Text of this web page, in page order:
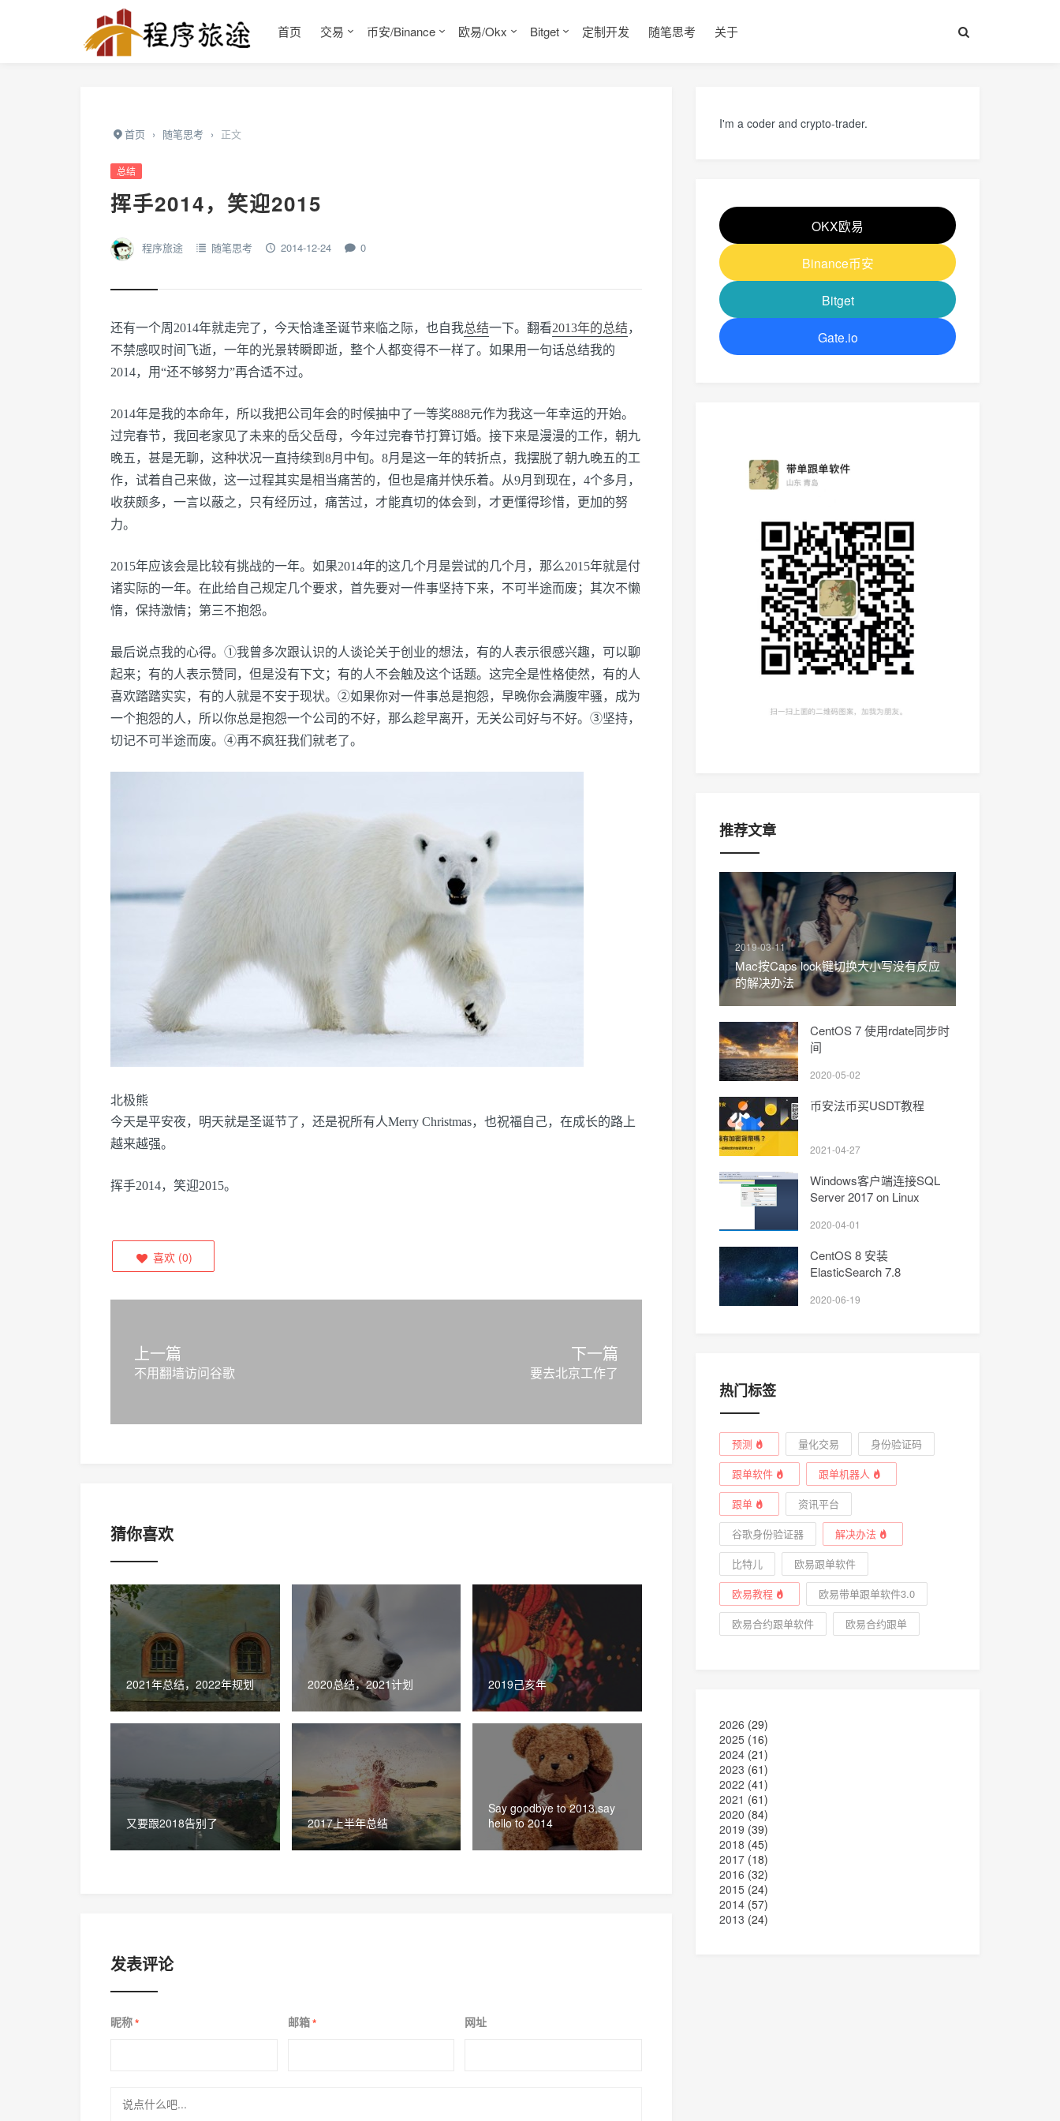
首页 交易 币安/Binance 欧易/Okx Bitget 定制开发 随笔思考 关于
首页 › 随笔思考 › 正文
总结
挥手2014，笑迎2015
程序旅途 随笔思考 2014-12-24 0
还有一个周2014年就走完了，今天恰逢圣诞节来临之际，也自我总结一下。翻看2013年的总结，
不禁感叹时间飞逝，一年的光景转瞬即逝，整个人都变得不一样了。如果用一句话总结我的
2014，用“还不够努力”再合适不过。
2014年是我的本命年，所以我把公司年会的时候抽中了一等奖888元作为我这一年幸运的开始。
过完春节，我回老家见了未来的岳父岳母，今年过完春节打算订婚。接下来是漫漫的工作，朝九
晚五，甚是无聊，这种状况一直持续到8月中旬。8月是这一年的转折点，我摆脱了朝九晚五的工
作，试着自己来做，这一过程其实是相当痛苦的，但也是痛并快乐着。从9月到现在，4个多月，
收获颇多，一言以蔽之，只有经历过，痛苦过，才能真切的体会到，才更懂得珍惜，更加的努
力。
2015年应该会是比较有挑战的一年。如果2014年的这几个月是尝试的几个月，那么2015年就是付
诸实际的一年。在此给自己规定几个要求，首先要对一件事坚持下来，不可半途而废；其次不懒
惰，保持激情；第三不抱怨。
最后说点我的心得。①我曾多次跟认识的人谈论关于创业的想法，有的人表示很感兴趣，可以聊
起来；有的人表示赞同，但是没有下文；有的人不会触及这个话题。这完全是性格使然，有的人
喜欢踏踏实实，有的人就是不安于现状。②如果你对一件事总是抱怨，早晚你会满腹牢骚，成为
一个抱怨的人，所以你总是抱怨一个公司的不好，那么趁早离开，无关公司好与不好。③坚持，
切记不可半途而废。④再不疯狂我们就老了。
北极熊
今天是平安夜，明天就是圣诞节了，还是祝所有人Merry Christmas，也祝福自己，在成长的路上
越来越强。
挥手2014，笑迎2015。
喜欢 (0)
上一篇
不用翻墙访问谷歌
下一篇
要去北京工作了
猜你喜欢
2021年总结，2022年规划 2020总结，2021计划 2019己亥年
又要跟2018告别了 2017上半年总结
Say goodbye to 2013,say
hello to 2014
发表评论
昵称* 邮箱* 网址
I'm a coder and crypto-trader.
OKX欧易
Binance币安
Bitget
Gate.io
推荐文章
2019-03-11
Mac按Caps lock键切换大小写没有反应
的解决办法
CentOS 7 使用rdate同步时
间
2020-05-02
币安法币买USDT教程
2021-04-27
Windows客户端连接SQL
Server 2017 on Linux
2020-04-01
CentOS 8 安装
ElasticSearch 7.8
2020-06-19
热门标签
预测 量化交易
身份验证码
跟单软件
跟单机器人
跟单
资讯平台
谷歌身份验证器
解决办法
比特儿
欧易跟单软件
欧易教程
欧易带单跟单软件3.0
欧易合约跟单软件
欧易合约跟单
2026 (29)
2025 (16)
2024 (21)
2023 (61)
2022 (41)
2021 (61)
2020 (84)
2019 (39)
2018 (45)
2017 (18)
2016 (32)
2015 (24)
2014 (57)
2013 (24)